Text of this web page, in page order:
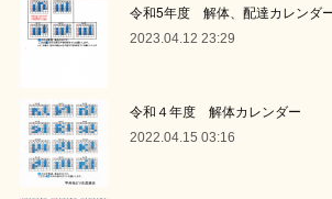
令和5年度 解体、配達カレンダ
2023.04.12 23:29
令和４年度 解体カレンダー
2022.04.15 03:16